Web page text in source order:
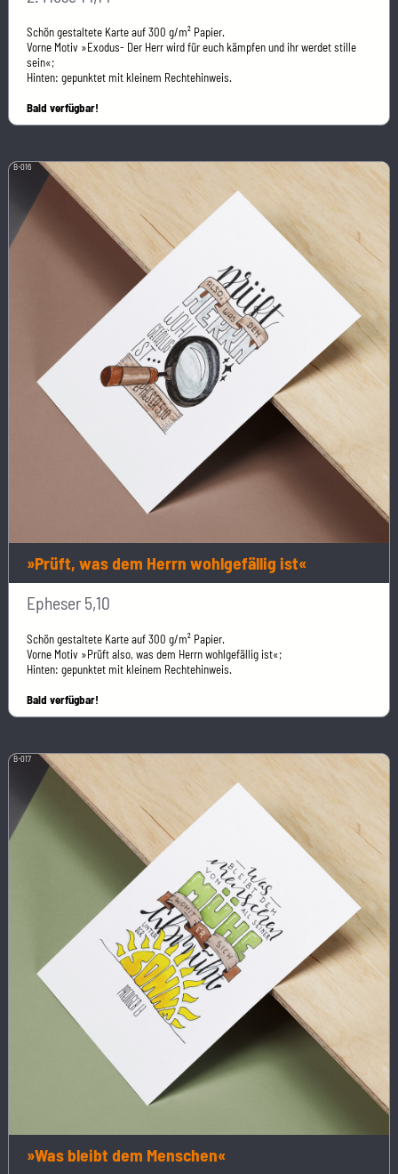
Schön gestaltete Karte auf 300 g/m² Papier.
Vorne Motiv »Exodus- Der Herr wird für euch kämpfen und ihr werdet stille
sein«;
Hinten: gepunktet mit kleinem Rechtehinweis.
Bald verfügbar!
B-016
»Prüft, was dem Herrn wohlgefällig ist«
Epheser 5,10
Schön gestaltete Karte auf 300 g/m² Papier.
Vorne Motiv »Prüft also, was dem Herrn wohlgefällig ist«;
Hinten: gepunktet mit kleinem Rechtehinweis.
Bald verfügbar!
B-017
»Was bleibt dem Menschen«